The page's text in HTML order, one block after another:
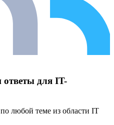
для IT-
любой теме из области IT